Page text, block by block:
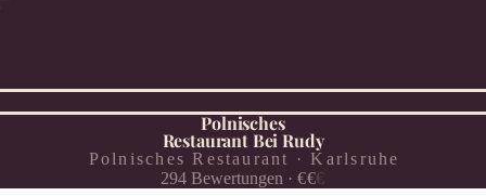
Polnisches
Restaurant Bei Rudy
Polnisches Restaurant · Karlsruhe
294 Bewertungen ·€€€